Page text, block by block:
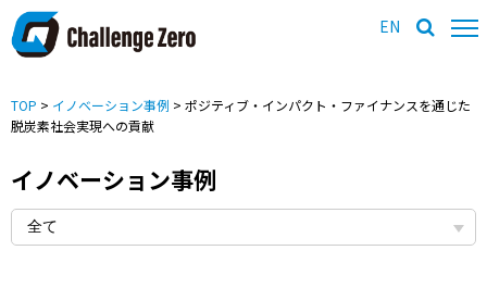
EN
TOP > イノベーション事例 > ポジティブ・インパクト・ファイナンスを通じた
脱炭素社会実現への貢献
イノベーション事例